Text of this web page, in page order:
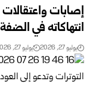
إصابات
انتهاكاته في
يوليو 27, 2026 يوليو 27, 2026